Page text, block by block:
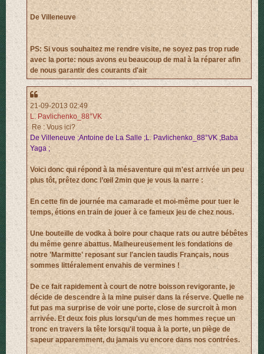
De Villeneuve
PS: Si vous souhaitez me rendre visite, ne soyez pas trop rude
avec la porte: nous avons eu beaucoup de mal à la réparer afin
de nous garantir des courants d'air
21-09-2013 02:49
L. Pavlichenko_88°VK
Re : Vous ici?
De Villeneuve ;Antoine de La Salle ;L. Pavlichenko_88°VK ;Baba
Yaga ;
Voici donc qui répond à la mésaventure qui m'est arrivée un peu
plus tôt, prêtez donc l’œil 2min que je vous la narre :
En cette fin de journée ma camarade et moi-même pour tuer le
temps, étions en train de jouer à ce fameux jeu de chez nous.
Une bouteille de vodka à boire pour chaque rats ou autre bébêtes
du même genre abattus. Malheureusement les fondations de
notre 'Marmitte' reposant sur l'ancien taudis Français, nous
sommes littéralement envahis de vermines !
De ce fait rapidement à court de notre boisson revigorante, je
décide de descendre à la mine puiser dans la réserve. Quelle ne
fut pas ma surprise de voir une porte, close de surcroit à mon
arrivée. Et deux fois plus lorsqu'un de mes hommes reçue un
tronc en travers la tête lorsqu'il toqua à la porte, un piège de
sapeur apparemment, du jamais vu encore dans nos contrées.